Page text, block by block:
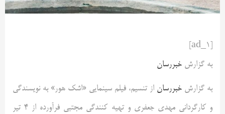
به گزارش خبررسان
به گزارش خبررسان از تنسیم، فیلم سینمایی «اشک هور» به نویسندگی
و کارگردانی مهدی جعفری و تهیه کنندگی مجتبی فرآورده از 4 تیر